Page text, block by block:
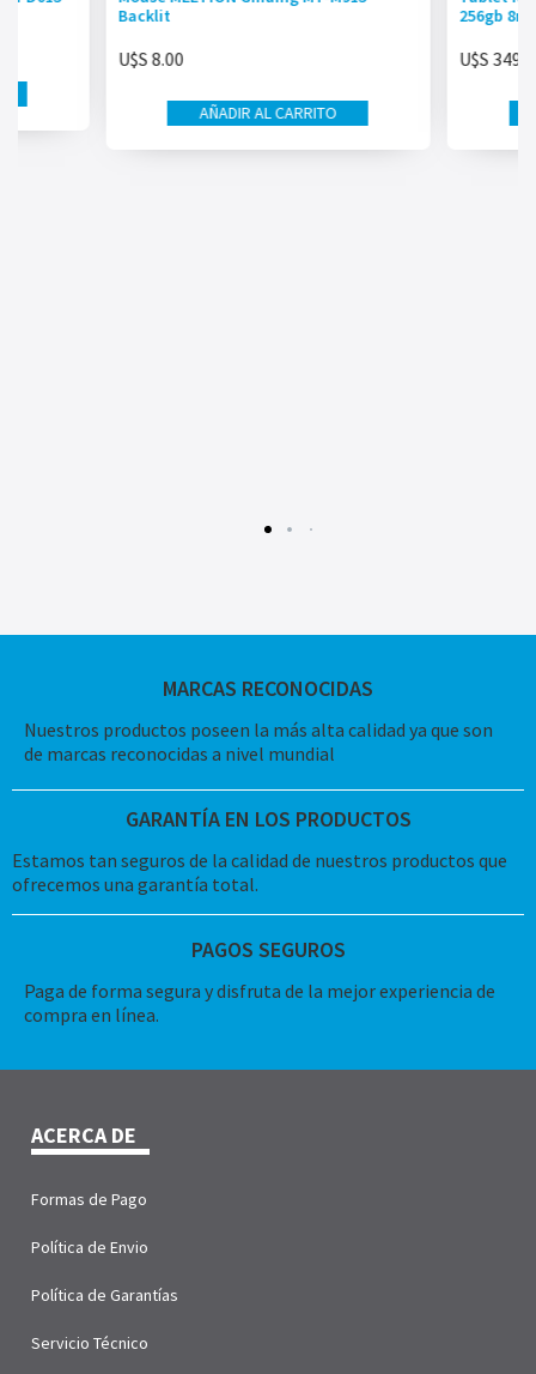
Backlit
U$S 8.00
AÑADIR AL CARRITO
256gb
U$S
MARCAS RECONOCIDAS
Nuestros productos poseen la más alta calidad ya que son
de marcas reconocidas a nivel mundial
GARANTÍA EN LOS PRODUCTOS
Estamos tan seguros de la calidad de nuestros productos que
ofrecemos una garantía total.
PAGOS SEGUROS
Paga de forma segura y disfruta de la mejor experiencia de
compra en línea.
ACERCA DE
Formas de Pago
Política de Envio
Política de Garantías
Servicio Técnico